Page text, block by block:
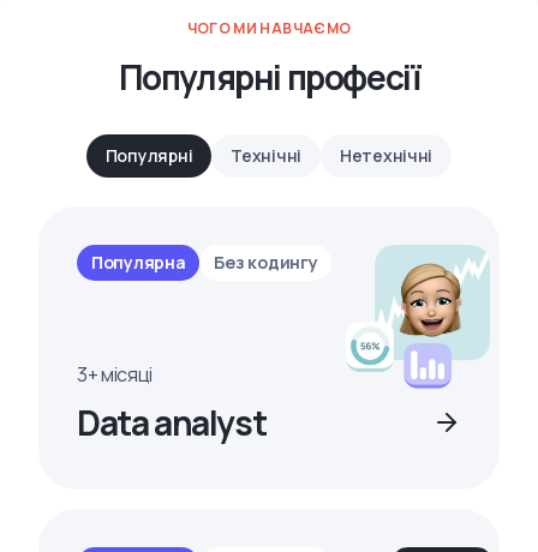
ЧОГО МИ НАВЧАЄМО
Популярні професії
Популярні Технічні Нетехнічні
Популярна Без кодингу
3+ місяці
Data analyst